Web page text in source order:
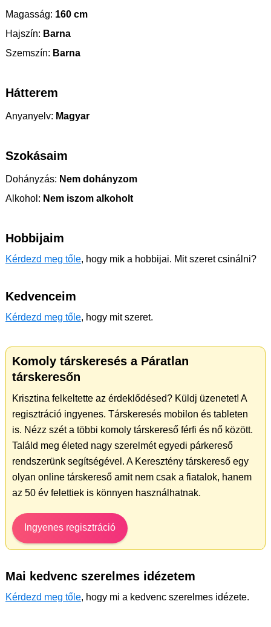
Magasság: 160 cm
Hajszín: Barna
Szemszín: Barna
Hátterem
Anyanyelv: Magyar
Szokásaim
Dohányzás: Nem dohányzom
Alkohol: Nem iszom alkoholt
Hobbijaim
Kérdezd meg tőle, hogy mik a hobbijai. Mit szeret csinálni?
Kedvenceim
Kérdezd meg tőle, hogy mit szeret.
Komoly társkeresés a Páratlan
társkeresőn
Krisztina felkeltette az érdeklődésed? Küldj üzenetet! A
regisztráció ingyenes. Társkeresés mobilon és tableten
is. Nézz szét a többi komoly társkereső férfi és nő között.
Találd meg életed nagy szerelmét egyedi párkereső
rendszerünk segítségével. A Keresztény társkereső egy
olyan online társkereső amit nem csak a fiatalok, hanem
az 50 év felettiek is könnyen használhatnak.
Ingyenes regisztráció
Mai kedvenc szerelmes idézetem
Kérdezd meg tőle, hogy mi a kedvenc szerelmes idézete.